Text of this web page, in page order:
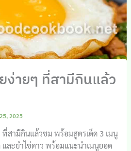
ง่ายๆ ที่สามีกินแล้ว
2025
ที่สามีกินแล้วชม พร้อมสูตรเด็ด 3 เมนู
และยำไข่ดาว พร้อมแนะนำเมนูยอด